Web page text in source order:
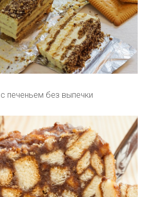
печеньем без выпечки